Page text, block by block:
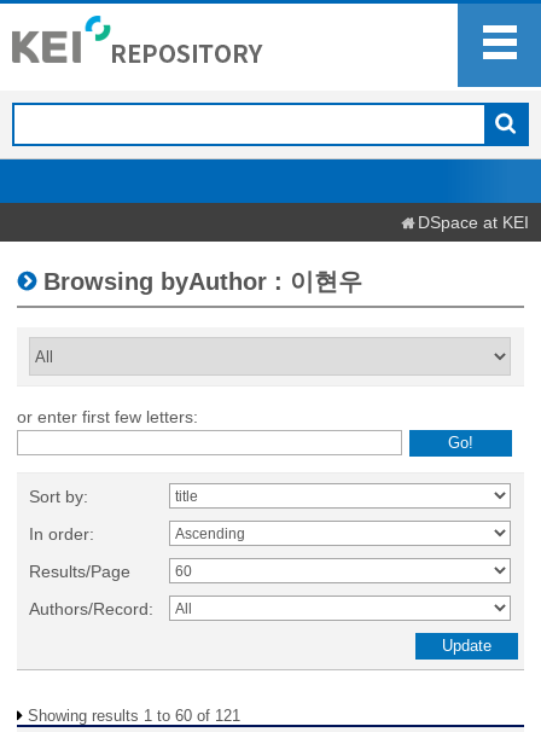
DSpace at KEI
Browsing byAuthor : 이현우
or enter first few letters:
Sort by:
In order:
Results/Page
Authors/Record:
Showing results 1 to 60 of 121